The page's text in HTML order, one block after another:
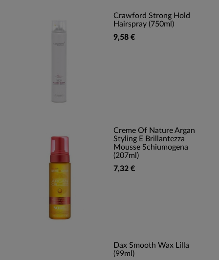
Crawford Strong Hold
Hairspray (750ml)
9,58 €
Creme Of Nature Argan
Styling E Brillantezza
Mousse Schiumogena
(207ml)
7,32 €
Dax Smooth Wax Lilla
(99ml)